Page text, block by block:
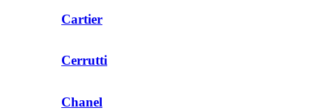
Cartier
Cerrutti
Chanel